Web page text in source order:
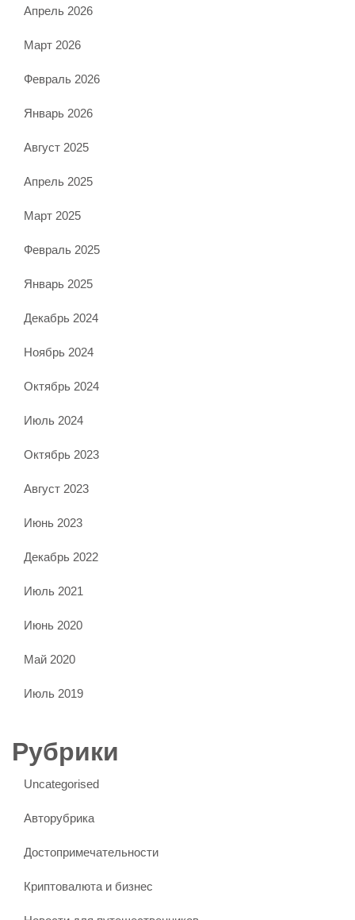
Апрель 2026
Март 2026
Февраль 2026
Январь 2026
Август 2025
Апрель 2025
Март 2025
Февраль 2025
Январь 2025
Декабрь 2024
Ноябрь 2024
Октябрь 2024
Июль 2024
Октябрь 2023
Август 2023
Июнь 2023
Декабрь 2022
Июль 2021
Июнь 2020
Май 2020
Июль 2019
Рубрики
Uncategorised
Авторубрика
Достопримечательности
Криптовалюта и бизнес